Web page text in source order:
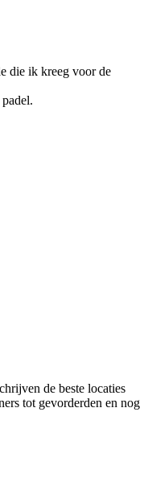
die ik kreeg voor de
de beste locaties
tot gevorderden en nog